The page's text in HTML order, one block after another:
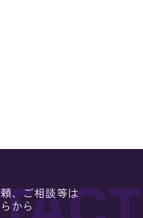
、ご相談等は
から